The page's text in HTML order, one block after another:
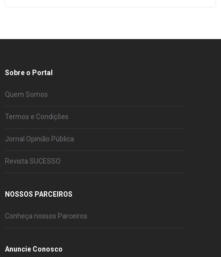
Sobre o Portal
Quem Somos
Termos e Condições
Jornal Opinião Pública
Revista SUCESSO
NOSSOS PARCEIROS
Conheça nossos Parceiros
Anuncie Conosco